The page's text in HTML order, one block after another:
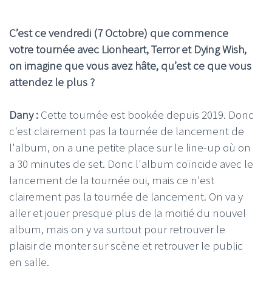
C’est ce vendredi (7 Octobre) que commence
votre tournée avec Lionheart, Terror et Dying Wish,
on imagine que vous avez hâte, qu’est ce que vous
attendez le plus ?
Dany : Cette tournée est bookée depuis 2019. Donc
c'est clairement pas la tournée de lancement de
l'album, on a une petite place sur le line-up où on
a 30 minutes de set. Donc l'album coïncide avec le
lancement de la tournée oui, mais ce n'est
clairement pas la tournée de lancement. On va y
aller et jouer presque plus de la moitié du nouvel
album, mais on y va surtout pour retrouver le
plaisir de monter sur scène et retrouver le public
en salle.